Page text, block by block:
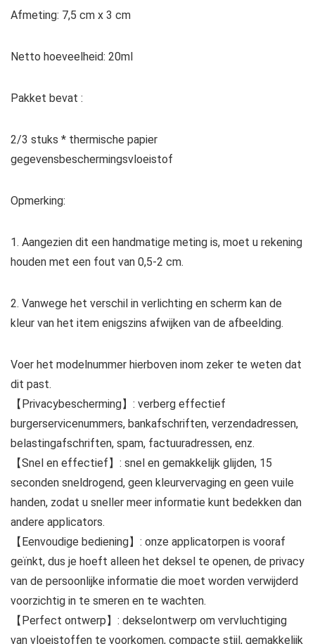
Afmeting: 7,5 cm x 3 cm
Netto hoeveelheid: 20ml
Pakket bevat :
2/3 stuks * thermische papier
gegevensbeschermingsvloeistof
Opmerking:
1. Aangezien dit een handmatige meting is, moet u rekening
houden met een fout van 0,5-2 cm.
2. Vanwege het verschil in verlichting en scherm kan de
kleur van het item enigszins afwijken van de afbeelding.
Voer het modelnummer hierboven inom zeker te weten dat
dit past.
【Privacybescherming】: verberg effectief
burgerservicenummers, bankafschriften, verzendadressen,
belastingafschriften, spam, factuuradressen, enz.
【Snel en effectief】: snel en gemakkelijk glijden, 15
seconden sneldrogend, geen kleurvervaging en geen vuile
handen, zodat u sneller meer informatie kunt bedekken dan
andere applicators.
【Eenvoudige bediening】: onze applicatorpen is vooraf
geïnkt, dus je hoeft alleen het deksel te openen, de privacy
van de persoonlijke informatie die moet worden verwijderd
voorzichtig in te smeren en te wachten.
【Perfect ontwerp】: dekselontwerp om vervluchtiging
van vloeistoffen te voorkomen, compacte stijl, gemakkelijk